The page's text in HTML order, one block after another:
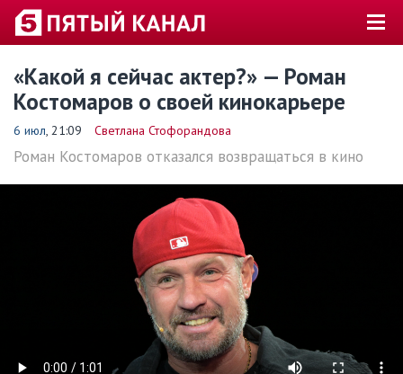
«Какой я сейчас актер?» — Роман
Костомаров о своей кинокарьере
6 июл, 21:09 Светлана Стофорандова
Роман Костомаров отказался возвращаться в кино